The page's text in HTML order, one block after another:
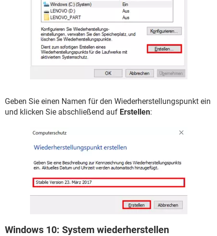
Geben Sie einen Namen für den Wiederherstellungspunkt ein
und klicken Sie abschließend auf Erstellen:
Windows 10: System wiederherstellen